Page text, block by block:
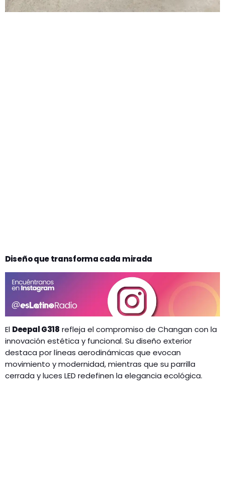
Diseño que transforma cada mirada
El Deepal G318 refleja el compromiso de Changan con la
innovación estética y funcional. Su diseño exterior
destaca por líneas aerodinámicas que evocan
movimiento y modernidad, mientras que su parrilla
cerrada y luces LED redefinen la elegancia ecológica.